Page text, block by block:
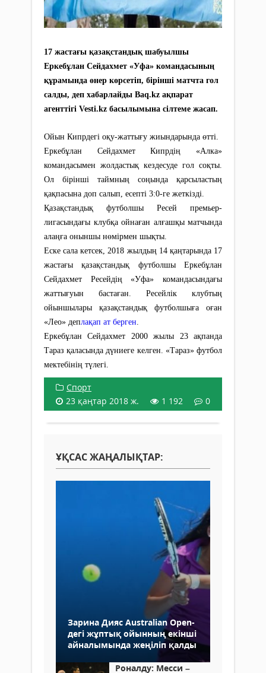
17 жастағы қазақстандық шабуылшы
Еркебұлан Сейдахмет «Уфа» командасының
құрамында өнер көрсетіп, бірінші матчта гол
салды, деп хабарлайды Вaq.kz ақпарат
агенттігі Vesti.kz басылымына сілтеме жасап.
Ойын Кипрдегі оқу-жаттығу жиындарында өтті.
Еркебұлан Сейдахмет Кипрдің «Алка»
командасымен жолдастық кездесуде гол соқты.
Ол бірінші таймның соңында қарсыластың
қақпасына доп салып, есепті 3:0-ге жеткізді.
Қазақстандық футболшы Ресей премьер-
лигасындағы клубқа ойнаған алғашқы матчында
алаңға оныншы нөмірмен шықты.
Еске сала кетсек, 2018 жылдың 14 қаңтарында 17
жастағы қазақстандық футболшы Еркебұлан
Сейдахмет Ресейдің «Уфа» командасындағы
жаттығуын бастаған. Ресейлік клубтың
ойыншылары қазақстандық футболшыға оған
«Лео» деплақап ат берген
Еркебұлан Сейдахмет 2000 жылы 23 ақпанда
Тараз қаласында дүниеге келген. «Тараз» футбол
мектебінің түлегі.
Спорт
23 қаңтар 2018 ж.
1 192 0
ҰҚСАС ЖАҢАЛЫҚТАР:
Зарина Дияс Australian Open-
дегі жұптық ойынның екінші
айналымында жеңіліп қалды
Роналду: Месси –